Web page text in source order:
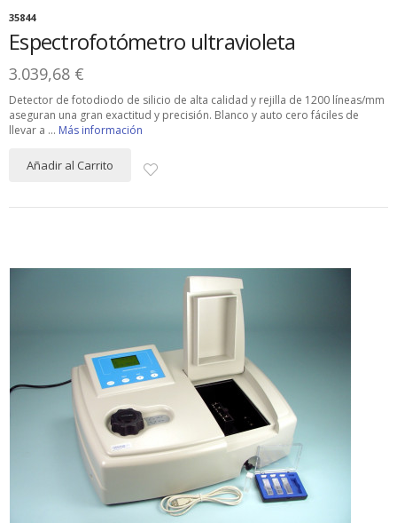
35844
Espectrofotómetro ultravioleta
3.039,68 €
Detector de fotodiodo de silicio de alta calidad y rejilla de 1200 líneas/mm
aseguran una gran exactitud y precisión. Blanco y auto cero fáciles de
llevar a ... Más información
Añadir al Carrito